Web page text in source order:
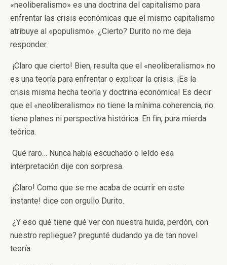
«neoliberalismo» es una doctrina del capitalismo para
enfrentar las crisis económicas que el mismo capitalismo
atribuye al «populismo». ¿Cierto? Durito no me deja
responder.
­ ¡Claro que cierto! Bien, resulta que el «neoliberalismo» no
es una teoría para enfrentar o explicar la crisis. ¡Es la
crisis misma hecha teoría y doctrina económica! Es decir
que el «neoliberalismo» no tiene la mínima coherencia, no
tiene planes ni perspectiva histórica. En fin, pura mierda
teórica.
­ Qué raro… Nunca había escuchado o leído esa
interpretación ­dije con sorpresa.
­ ¡Claro! Como que se me acaba de ocurrir en este
instante! ­dice con orgullo Durito.
­ ¿Y eso qué tiene qué ver con nuestra huida, perdón, con
nuestro repliegue? ­pregunté dudando ya de tan novel
teoría.